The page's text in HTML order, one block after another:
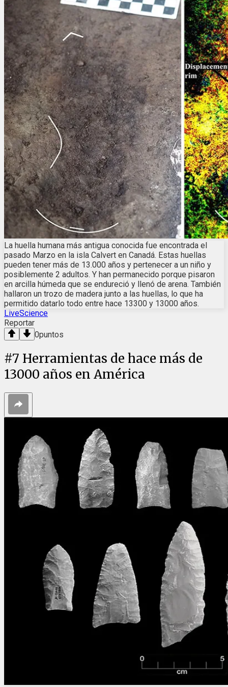
La huella humana más antigua conocida fue encontrada el
pasado Marzo en la isla Calvert en Canadá. Estas huellas
pueden tener más de 13.000 años y pertenecer a un niño y
posiblemente 2 adultos. Y han permanecido porque pisaron
en arcilla húmeda que se endureció y llenó de arena. También
hallaron un trozo de madera junto a las huellas, lo que ha
permitido datarlo todo entre hace 13300 y 13000 años.
LiveScience
Reportar
0puntos
#7 Herramientas de hace más de
13000 años en América